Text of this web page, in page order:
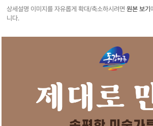
상세설명 이미지를 자유롭게 확대/축소하시려면원본 보기
니다.